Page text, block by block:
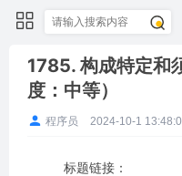
1785. 构成特定和
度：中等）
程序员 2024-10-1
标题链接：